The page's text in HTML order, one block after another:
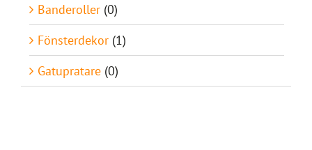
Banderoller (0)
Fönsterdekor (1)
Gatupratare (0)